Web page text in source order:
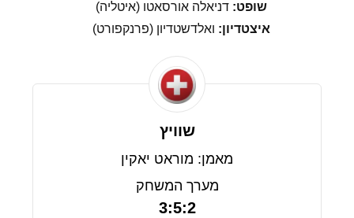
שופט:דניאלה אורסאטו (איטליה)
איצטדיון: ואלדשטדיון (פרנקפורט)
שוויץ
מאמן: מוראט יאקין
מערך המשחק
3:5:2